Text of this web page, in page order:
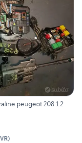
peugeot 208 1.2
VR)